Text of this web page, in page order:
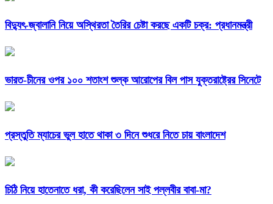
বিদ্যুৎ-জ্বালানি নিয়ে অস্থিরতা তৈরির চেষ্টা করছে একটি চক্র: প্রধানমন্ত্রী
ভারত-চীনের ওপর ১০০ শতাংশ শুল্ক আরোপের বিল পাস যুক্তরাষ্ট্রের সিনেটে
প্রস্তুতি ম্যাচের ভুল হাতে থাকা ৩ দিনে শুধরে নিতে চায় বাংলাদেশ
চিঠি নিয়ে হাতেনাতে ধরা, কী করেছিলেন সাই পল্লবীর বাবা-মা?